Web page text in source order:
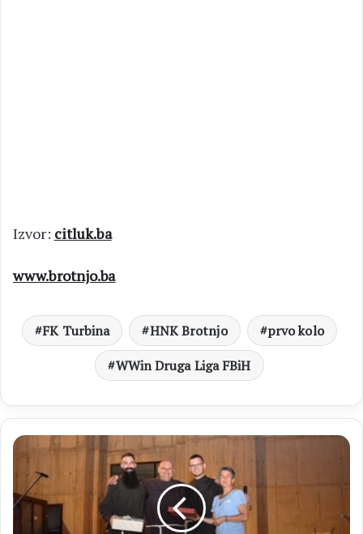
Izvor: citluk.ba
www.brotnjo.ba
FK Turbina HNK Brotnjo
prvo kolo
WWin Druga Liga FBiH
ŽUPA
KRALJA
Emotivan
oproštaj:
Župljani